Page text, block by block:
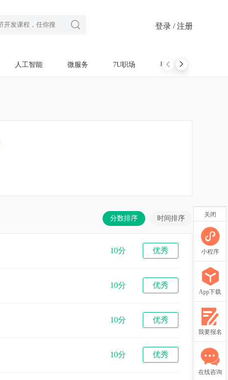
登录 / 注册

人工智能 微服务 7U职场 毕设项目
分数排序 时间排序
10分 优秀
10分 优秀
10分 优秀
10分 优秀
关闭
小程序
App下载
我要报名
在线咨询